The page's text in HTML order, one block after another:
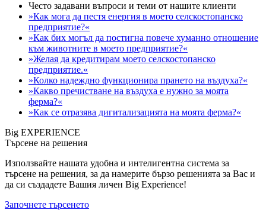
Често задавани въпроси и теми от нашите клиенти
»Как мога да пестя енергия в моето селскостопанско
предприятие?«
»Как бих могъл да постигна повече хуманно отношение
към животните в моето предприятие?«
»Желая да кредитирам моето селскостопанско
предприятие.«
»Колко надеждно функционира прането на въздуха?«
»Какво пречистване на въздуха е нужно за моята
ферма?«
»Как се отразява дигитализацията на моята ферма?«
Big EXPERIENCE
Търсене на решения
Използвайте нашата удобна и интелигентна система за
търсене на решения, за да намерите бързо решенията за Вас и
да си създадете Вашия личен Big Experience!
Започнете търсенето